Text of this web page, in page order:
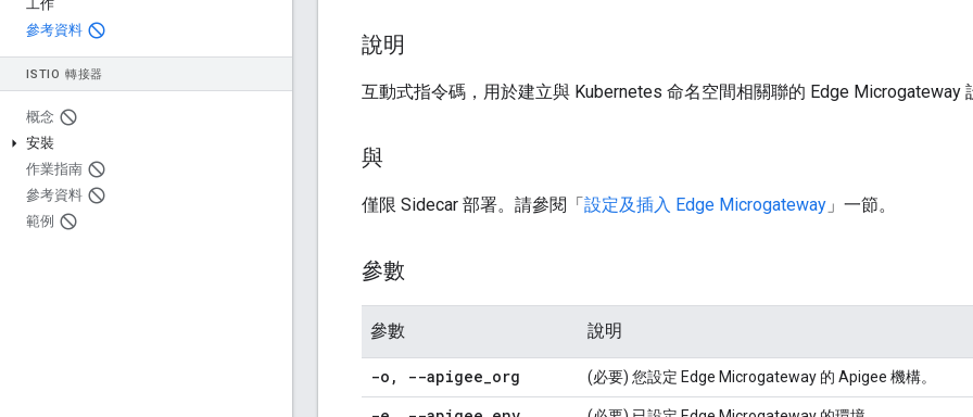
工作
參考資料
ISTIO 轉接器
概念
安裝
作業指南
參考資料
範例
說明
互動式指令碼，用於建立與 Kubernetes 命名空間相關聯的 Edge Microgateway
與
僅限 Sidecar 部署。請參閱「設定及插入 Edge Microgateway 」一節。
參數
參數 說明
-o , --apigee_org (必要) 您設定 Edge Microgateway 的 Apigee 機構。